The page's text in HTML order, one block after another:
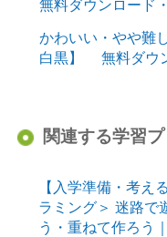
無料ダウンロード
かわいい・やや難
白黒】 無料ダウ
関連する学習
【入学準備・考え
ラミング＞ 迷路で
う・重ねて作ろう